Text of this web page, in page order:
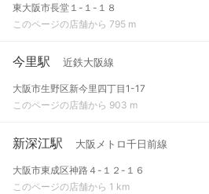
東大阪市長堂１-１-１８
このページの店舗から 795 m
今里駅 近鉄大阪線
大阪市生野区新今里四丁目1-17
このページの店舗から 903 m
新深江駅 大阪メトロ千日前線
大阪市東成区神路４-１２-１６
このページの店舗から 1 km